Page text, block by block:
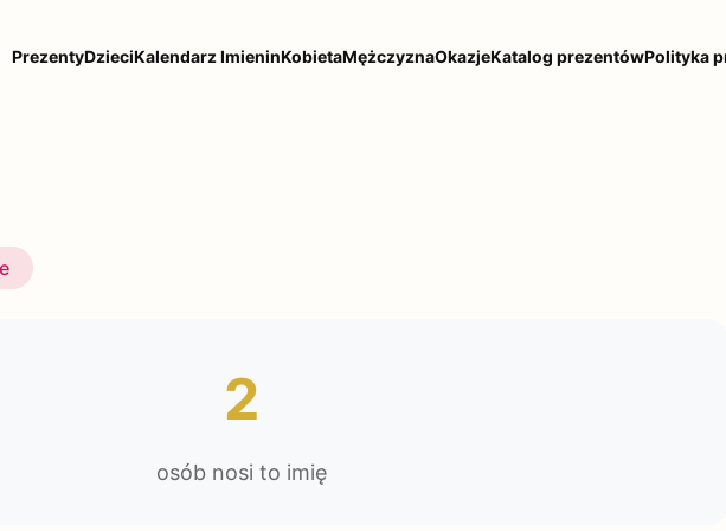
PrezentyDzieciKalendarz ImieninKobietaMężczyznaOkazjeKatalog prezentówPolityka
2
osób nosi to imię